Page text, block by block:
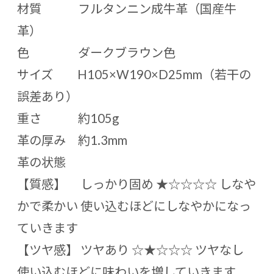
材質 フルタンニン成牛革（国産牛
革）
色 ダークブラウン色
サイズ H105×W190×D25mm（若干の
誤差あり）
重さ 約105g
革の厚み 約1.3mm
革の状態
【質感】 しっかり固め ★☆☆☆☆ しなや
かで柔かい 使い込むほどにしなやかになっ
ていきます
【ツヤ感】 ツヤあり ☆★☆☆☆ ツヤなし